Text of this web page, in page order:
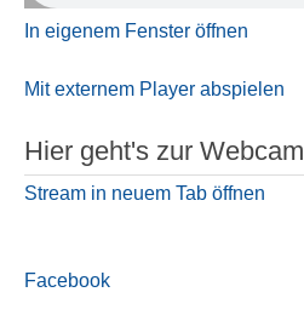
In eigenem Fenster öffnen
Mit externem Player abspielen
Hier geht's zur Webcam
Stream in neuem Tab öffnen
Facebook